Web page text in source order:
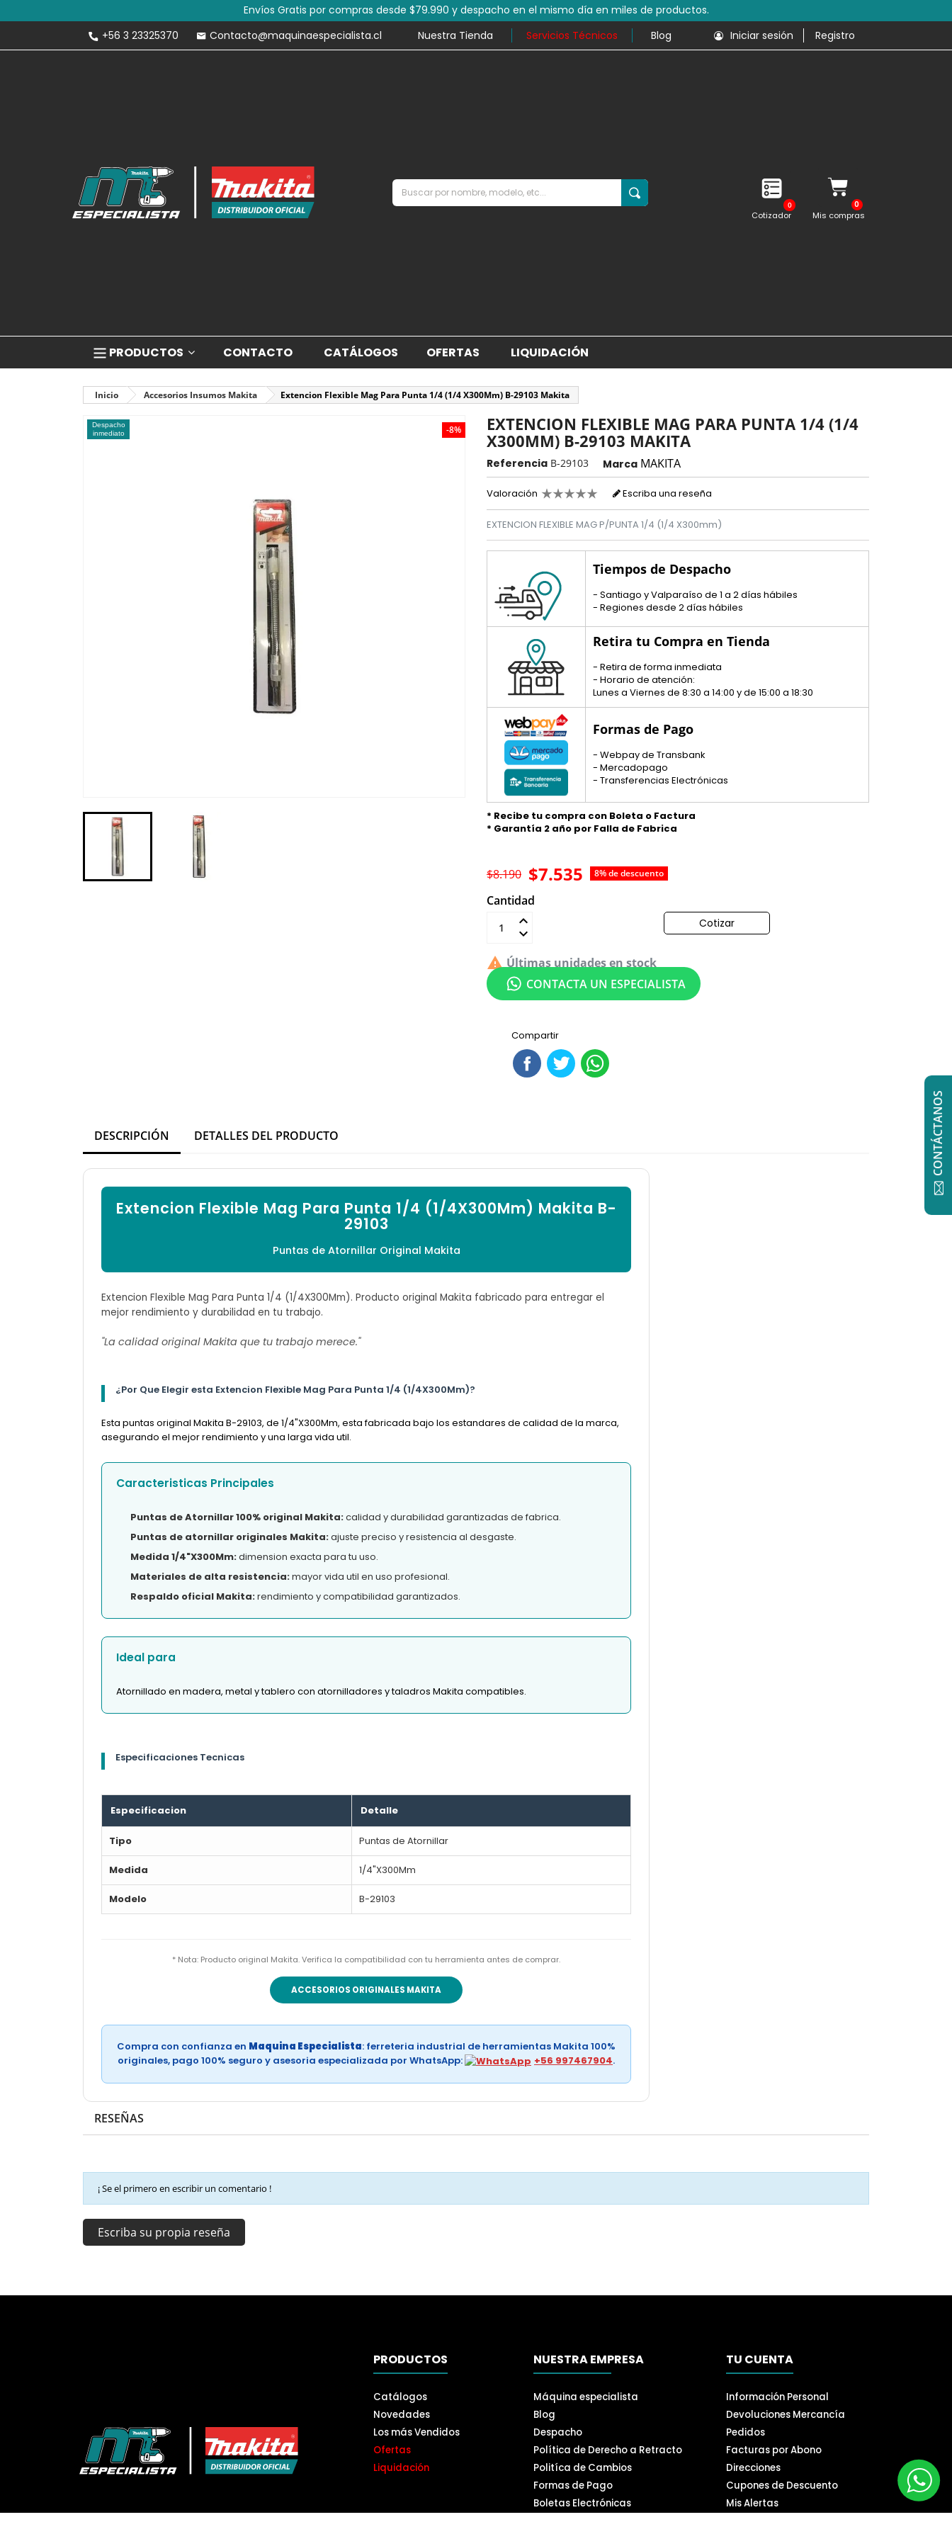
3 y 6 cuotas sin interés pagando con 💳 MercadoPago
+56 3 23325370
Contacto@maquinaespecialista.cl Nuestra Tienda Servicios Técnicos Blog Iniciar sesión Registro
0
Cotizador Mis compras
PRODUCTOS CONTACTO CATÁLOGOS OFERTAS LIQUIDACIÓN
Inicio Accesorios Insumos Makita Extencion Flexible Mag Para Punta 1/4 (1/4 X300Mm) B-29103 Makita
-8%
Despacho
inmediato
EXTENCION FLEXIBLE MAG PARA PUNTA 1/4 (1/4
X300MM) B-29103 MAKITA
Referencia B-29103 Marca MAKITA
Valoración Escriba una reseña
EXTENCION FLEXIBLE MAG P/PUNTA 1/4 (1/4 X300mm)
Tiempos de Despacho
- Santiago y Valparaíso de 1 a 2 días hábiles
- Regiones desde 2 días hábiles
Retira tu Compra en Tienda
- Retira de forma inmediata
- Horario de atención:
Lunes a Viernes de 8:30 a 14:00 y de 15:00 a 18:30
Formas de Pago
- Webpay de Transbank
- Mercadopago
- Transferencias Electrónicas
* Recibe tu compra con Boleta o Factura
* Garantía 2 año por Falla de Fabrica
$7.535 8% de descuento
$8.190
Cantidad
Últimas unidades en stock
Cotizar
Compartir
CONTACTA UN ESPECIALISTA
DESCRIPCIÓN DETALLES DEL PRODUCTO
Extencion Flexible Mag Para Punta 1/4 (1/4X300Mm) Makita B-
29103
Puntas de Atornillar Original Makita
Extencion Flexible Mag Para Punta 1/4 (1/4X300Mm). Producto original Makita fabricado para entregar el
mejor rendimiento y durabilidad en tu trabajo.
"La calidad original Makita que tu trabajo merece."
¿Por Que Elegir esta Extencion Flexible Mag Para Punta 1/4 (1/4X300Mm)?
Esta puntas original Makita B-29103, de 1/4"X300Mm, esta fabricada bajo los estandares de calidad de la marca,
asegurando el mejor rendimiento y una larga vida util.
Caracteristicas Principales
Puntas de Atornillar 100% original Makita:calidad y durabilidad garantizadas de fabrica.
Puntas de atornillar originales Makita:ajuste preciso y resistencia al desgaste.
Medida 1/4"X300Mm:dimension exacta para tu uso.
Materiales de alta resistencia:mayor vida util en uso profesional.
Respaldo oficial Makita:rendimiento y compatibilidad garantizados.
Ideal para
Atornillado en madera, metal y tablero con atornilladores y taladros Makita compatibles.
Especificaciones Tecnicas
Especificacion Detalle
Tipo Puntas de Atornillar
Medida 1/4"X300Mm
Modelo B-29103
* Nota: Producto original Makita. Verifica la compatibilidad con tu herramienta antes de comprar.
ACCESORIOS ORIGINALES MAKITA
Compra con confianza en Maquina Especialista: ferreteria industrial de herramientas Makita 100%
originales, pago 100% seguro y asesoria especializada por WhatsApp:
+56 997467904.
RESEÑAS
¡ Se el primero en escribir un comentario !
Escriba su propia reseña
PRODUCTOS
Catálogos
Novedades
Los más Vendidos
Ofertas
Liquidación
NUESTRA EMPRESA
Máquina especialista
Blog
Despacho
Política de Derecho a Retracto
Politíca de Cambios
Formas de Pago
Boletas Electrónicas
TU CUENTA
Información Personal
Devoluciones Mercancía
Pedidos
Facturas por Abono
Direcciones
Cupones de Descuento
Mis Alertas
CONTÁCTANOS